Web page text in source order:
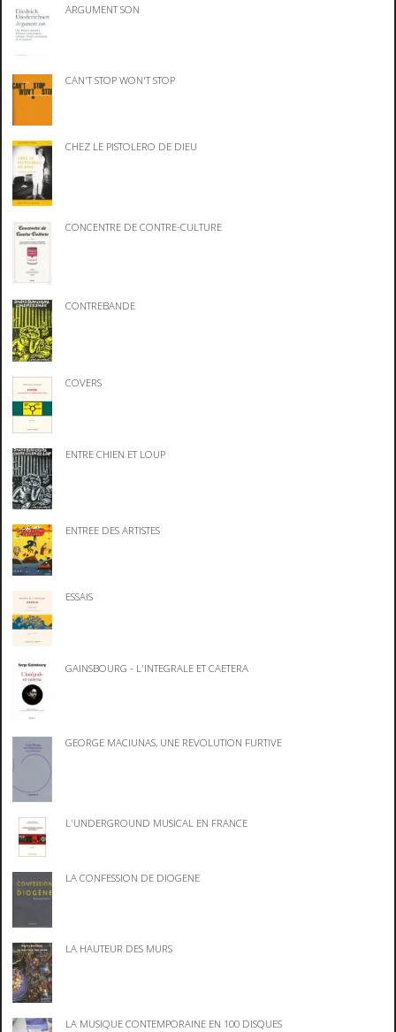
ARGUMENT SON
CAN'T STOP WON'T STOP
CHEZ LE PISTOLERO DE DIEU
CONCENTRE DE CONTRE-CULTURE
CONTREBANDE
COVERS
ENTRE CHIEN ET LOUP
ENTREE DES ARTISTES
ESSAIS
GAINSBOURG - L'INTEGRALE ET CAETERA
GEORGE MACIUNAS, UNE REVOLUTION FURTIVE
L'UNDERGROUND MUSICAL EN FRANCE
LA CONFESSION DE DIOGENE
LA HAUTEUR DES MURS
LA MUSIQUE CONTEMPORAINE EN 100 DISQUES